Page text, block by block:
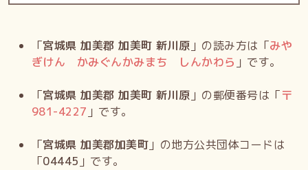
「宮城県 加美郡 加美町 新川原 」の読み方は「みや
ぎけん かみぐんかみまち しんかわら 」です。
「宮城県 加美郡 加美町 新川原 」の郵便番号は「〒
981-4227 」です。
「宮城県 加美郡加美町 」の地方公共団体コードは
「04445 」です。